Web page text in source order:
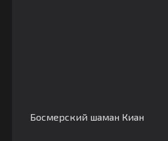
Босмерский шаман Киан